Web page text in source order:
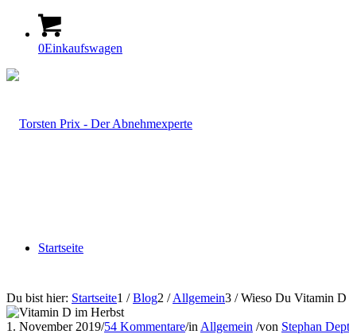
0Einkaufswagen
Startseite
Du bist hier: Startseite1 / Blog2 / Allgemein3 / Wieso Du Vitamin D
1. November 2019/54 Kommentare/in Allgemein /von Stephan